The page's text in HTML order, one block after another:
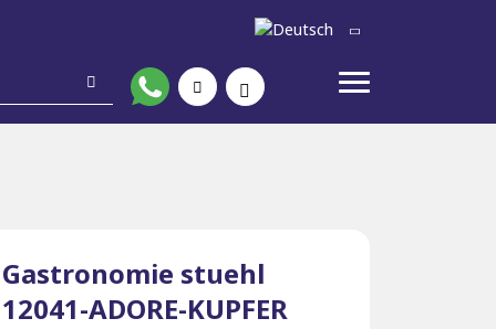
Gastronomie stuehl
12041-ADORE-KUPFER